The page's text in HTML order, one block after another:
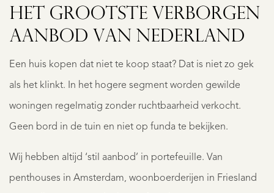
HET GROOTSTE VERBORGEN
AANBOD VAN NEDERLAND
Een huis kopen dat niet te koop staat? Dat is niet zo gek
als het klinkt. In het hogere segment worden gewilde
woningen regelmatig zonder ruchtbaarheid verkocht.
Geen bord in de tuin en niet op funda te bekijken.
Wij hebben altijd ‘stil aanbod’ in portefeuille. Van
penthouses in Amsterdam, woonboerderijen in Friesland